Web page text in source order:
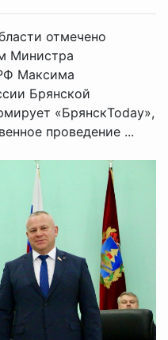
отмечено
Министра
Максима
Брянской
«БрянскToday»,
проведение ...